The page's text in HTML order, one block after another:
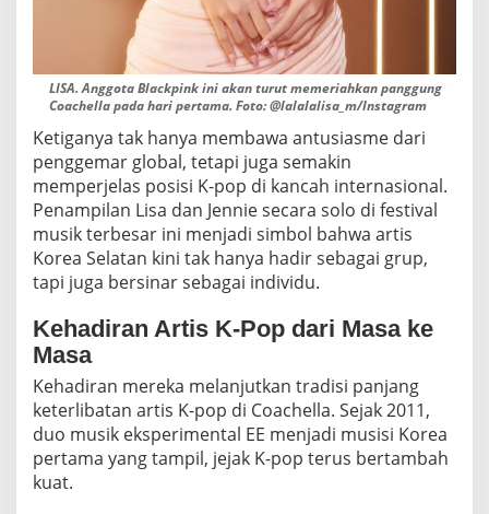
M
E
M
U
K
U
LISA. Anggota Blackpink ini akan turut memeriahkan panggung
Coachella pada hari pertama. Foto: @lalalalisa_m/Instagram
Ketiganya tak hanya membawa antusiasme dari
penggemar global, tetapi juga semakin
memperjelas posisi K-pop di kancah internasional.
Penampilan Lisa dan Jennie secara solo di festival
musik terbesar ini menjadi simbol bahwa artis
Korea Selatan kini tak hanya hadir sebagai grup,
tapi juga bersinar sebagai individu.
Kehadiran Artis K-Pop dari Masa ke
Masa
Kehadiran mereka melanjutkan tradisi panjang
keterlibatan artis K-pop di Coachella. Sejak 2011,
duo musik eksperimental EE menjadi musisi Korea
pertama yang tampil, jejak K-pop terus bertambah
kuat.